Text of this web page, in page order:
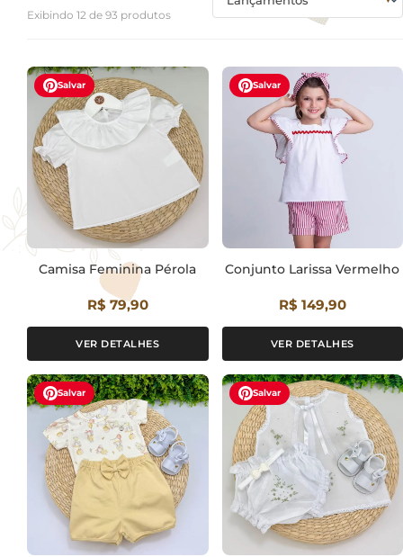
Exibindo 12 de 93 produtos
Salvar
Camisa Feminina Pérola
R$ 79,90
VER DETALHES
Salvar
Conjunto Larissa Vermelho
R$ 149,90
VER DETALHES
Salvar Salvar